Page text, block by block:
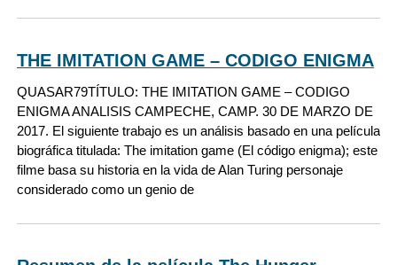
THE IMITATION GAME – CODIGO ENIGMA
QUASAR79TÍTULO: THE IMITATION GAME – CODIGO
ENIGMA ANALISIS CAMPECHE, CAMP. 30 DE MARZO DE
2017. El siguiente trabajo es un análisis basado en una película
biográfica titulada: The imitation game (El código enigma); este
filme basa su historia en la vida de Alan Turing personaje
considerado como un genio de